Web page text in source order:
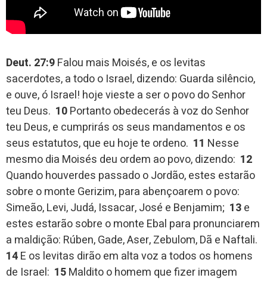
Deut. 27:9Falou mais Moisés, e os levitas
sacerdotes, a todo o Israel, dizendo: Guarda silêncio,
e ouve, ó Israel! hoje vieste a ser o povo do Senhor
teu Deus. 10Portanto obedecerás à voz do Senhor
teu Deus, e cumprirás os seus mandamentos e os
seus estatutos, que eu hoje te ordeno. 11 Nesse
mesmo dia Moisés deu ordem ao povo, dizendo: 12
Quando houverdes passado o Jordão, estes estarão
sobre o monte Gerizim, para abençoarem o povo:
Simeão, Levi, Judá, Issacar, José e Benjamim; 13e
estes estarão sobre o monte Ebal para pronunciarem
a maldição: Rúben, Gade, Aser, Zebulom, Dã e Naftali.
14E os levitas dirão em alta voz a todos os homens
de Israel: 15Maldito o homem que fizer imagem